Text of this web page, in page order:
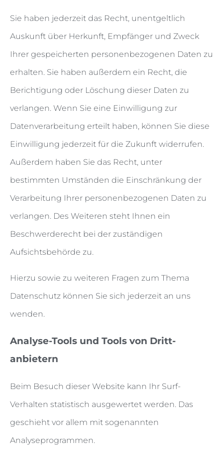
Sie haben jederzeit das Recht, unentgeltlich
Auskunft über Herkunft, Empfänger und Zweck
Ihrer gespeicherten personenbezogenen Daten zu
erhalten. Sie haben außerdem ein Recht, die
Berichtigung oder Löschung dieser Daten zu
verlangen. Wenn Sie eine Einwilligung zur
Datenverarbeitung erteilt haben, können Sie diese
Einwilligung jederzeit für die Zukunft widerrufen.
Außerdem haben Sie das Recht, unter
bestimmten Umständen die Einschränkung der
Verarbeitung Ihrer personenbezogenen Daten zu
verlangen. Des Weiteren steht Ihnen ein
Beschwerderecht bei der zuständigen
Aufsichtsbehörde zu.
Hierzu sowie zu weiteren Fragen zum Thema
Datenschutz können Sie sich jederzeit an uns
wenden.
Analyse-Tools und Tools von Dritt­
anbietern
Beim Besuch dieser Website kann Ihr Surf-
Verhalten statistisch ausgewertet werden. Das
geschieht vor allem mit sogenannten
Analyseprogrammen.